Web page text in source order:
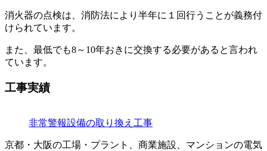
消火器の点検は、消防法により半年に１回行うことが義務付
けられています。
また、最低でも8～10年おきに交換する必要があると言われ
ています。
工事実績
非常警報設備の取り換え工事
京都・大阪の工場・プラント、 商業施設、マンションの電気